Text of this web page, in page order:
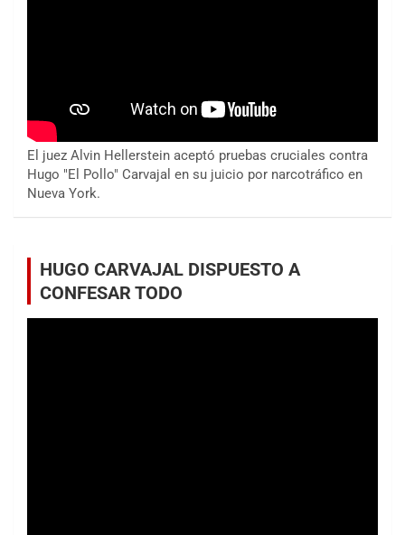
El juez Alvin Hellerstein aceptó pruebas cruciales contra
Hugo "El Pollo" Carvajal en su juicio por narcotráfico en
Nueva York.
HUGO CARVAJAL DISPUESTO A
CONFESAR TODO